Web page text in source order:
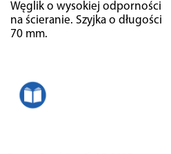
Węglik o wysokiej odporności
na ścieranie. Szyjka o długości
70 mm.